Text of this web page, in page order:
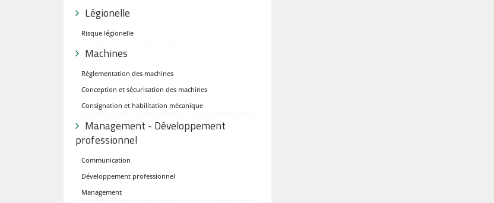
Légionelle
Risque légionelle
Machines
Règlementation des machines
Conception et sécurisation des machines
Consignation et habilitation mécanique
Management - Développement
professionnel
Communication
Développement professionnel
Management